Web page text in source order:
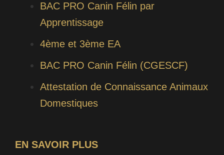
BAC PRO Canin Félin par
Apprentissage
4ème et 3ème EA
BAC PRO Canin Félin (CGESCF)
Attestation de Connaissance Animaux
Domestiques
EN SAVOIR PLUS